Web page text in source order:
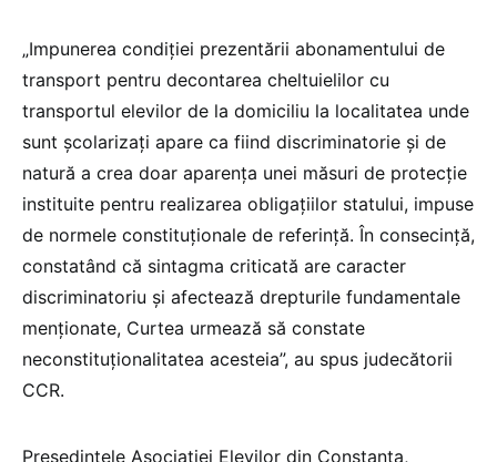
„Impunerea condiţiei prezentării abonamentului de
transport pentru decontarea cheltuielilor cu
transportul elevilor de la domiciliu la localitatea unde
sunt şcolarizaţi apare ca fiind discriminatorie şi de
natură a crea doar aparenţa unei măsuri de protecţie
instituite pentru realizarea obligaţiilor statului, impuse
de normele constituţionale de referinţă. În consecinţă,
constatând că sintagma criticată are caracter
discriminatoriu şi afectează drepturile fundamentale
menţionate, Curtea urmează să constate
neconstituţionalitatea acesteia”, au spus judecătorii
CCR.
Președintele Asociației Elevilor din Constanța,